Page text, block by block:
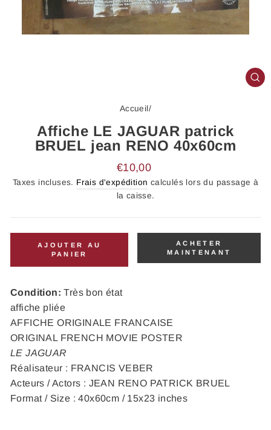
Accueil/
Affiche LE JAGUAR patrick
BRUEL jean RENO 40x60cm
Prix
régulier
€10,00
Taxes incluses. Frais d'expédition calculés lors du passage à
la caisse.
AJOUTER AU
PANIER
ACHETER
MAINTENANT
Condition: Très bon état
affiche pliée
AFFICHE ORIGINALE FRANCAISE
ORIGINAL FRENCH MOVIE POSTER
LE JAGUAR
Réalisateur : FRANCIS VEBER
Acteurs / Actors : JEAN RENO PATRICK BRUEL
Format / Size : 40x60cm / 15x23 inches